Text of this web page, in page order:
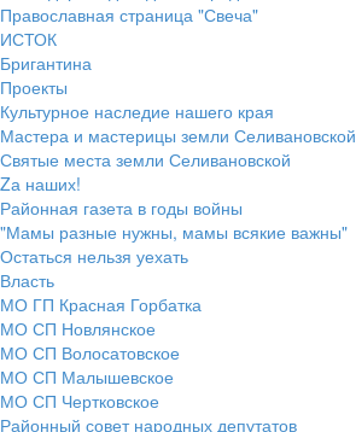
Православная страница "Свеча"
ИСТОК
Бригантина
Проекты
Культурное наследие нашего края
Мастера и мастерицы земли Селивановской
Святые места земли Селивановской
Zа наших!
Районная газета в годы войны
"Мамы разные нужны, мамы всякие важны"
Остаться нельзя уехать
Власть
МО ГП Красная Горбатка
МО СП Новлянское
МО СП Волосатовское
МО СП Малышевское
МО СП Чертковское
Районный совет народных депутатов